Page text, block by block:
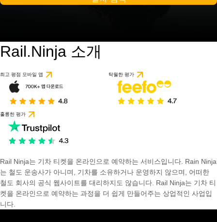
Rail.Ninja 소개
최고 평점 모바일 앱 탁월한 평가
훌륭한 평가
Rail Ninja는 기차 티켓을 온라인으로 예약하는 서비스입니다. Rain Ninja
는 철도 운송사가 아니며, 기차를 소유하거나 운영하지 않으며, 어떠한
철도 회사의 공식 웹사이트를 대리하지도 않습니다. Rail Ninja는 기차 티
켓을 온라인으로 예약하는 과정을 더 쉽게 만들어주는 상업적인 사업입
니다.